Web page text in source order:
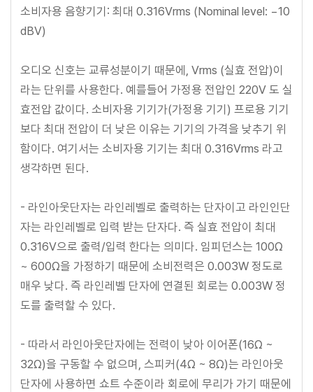
소비자용 음향기기: 최대 0.316Vrms (Nominal level: −10
dBV)
오디오 신호는 교류성분이기 때문에, Vrms (실효 전압)이
라는 단위를 사용한다. 예를들어 가정용 전압인 220V 도 실
효전압 값이다. 소비자용 기기가(가정용 기기) 프로용 기기
보다 최대 전압이 더 낮은 이유는 기기의 가격을 낮추기 위
함이다. 여기서는 소비자용 기기는 최대 0.316Vrms 라고
생각하면 된다.
- 라인아웃단자는 라인레벨로 출력하는 단자이고 라인인단
자는 라인레벨로 입력 받는 단자다. 즉 실효 전압이 최대
0.316V으로 출력/입력 한다는 의미다. 임피던스는 100Ω
~ 600Ω을 가정하기 때문에 소비전력은 0.003W 정도로
매우 낮다. 즉 라인레벨 단자에 연결된 회로는 0.003W 정
도를 출력할 수 있다.
- 따라서 라인아웃단자에는 전력이 낮아 이어폰(16Ω ~
32Ω)을 구동할 수 없으며, 스피커(4Ω ~ 8Ω)는 라인아웃
단자에 사용하면 쇼트 수준이라 회로에 무리가 가기 때문에